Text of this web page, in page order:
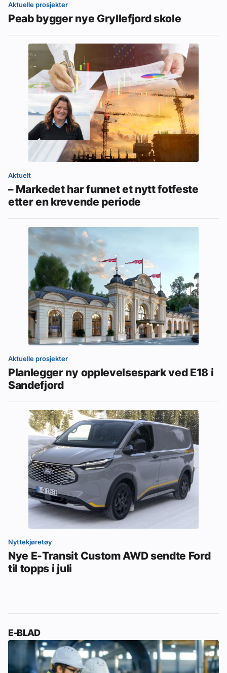
Aktuelle prosjekter
Peab bygger nye Gryllefjord skole
Aktuelt
– Markedet har funnet et nytt fotfeste
etter en krevende periode
Aktuelle prosjekter
Planlegger ny opplevelsespark ved E18 i
Sandefjord
Nyttekjøretøy
Nye E-Transit Custom AWD sendte Ford
til topps i juli
E-BLAD